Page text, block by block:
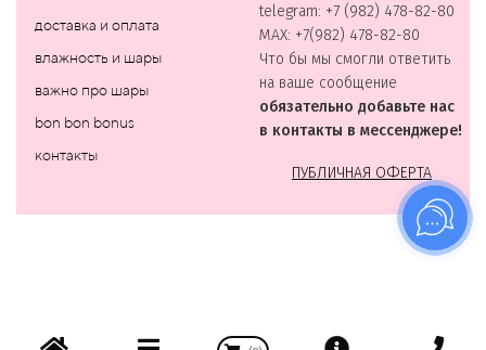
доставка и оплата
влажность и шары
важно про шары
bon bon bonus
контакты
telegram: +7 (982) 478-82-80
MAХ: +7(982) 478-82-80
Что бы мы смогли ответить
на ваше сообщение
обязательно добавьте нас
в контакты в мессенджере!
ПУБЛИЧНАЯ ОФЕРТА